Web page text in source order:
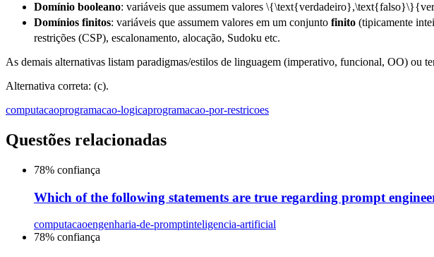
Domínio booleano: variáveis que assumem valores \{\text{verdadeiro},\text{falso}\}{
Domínios finitos: variáveis que assumem valores em um conjunto finito (tipicamente
restrições (CSP), escalonamento, alocação, Sudoku etc.
As demais alternativas listam paradigmas/estilos de linguagem (imperativo, funcional, OO) ou
Alternativa correta: (c).
computacaoprogramacao-logicaprogramacao-por-restricoes
Questões relacionadas
78% confiança
Which of the following statements are true regarding prompt
computacaoengenharia-de-promptinteligencia-artificial
78% confiança